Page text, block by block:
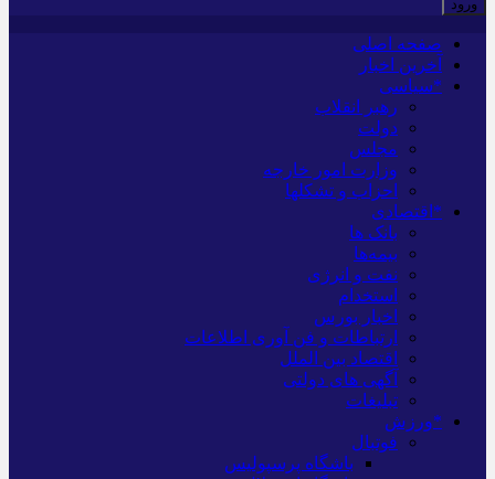
صفحه اصلی
آخرین اخبار
*سیاسی
رهبر انقلاب
دولت
مجلس
وزارت امور خارجه
احزاب و تشکلها
*اقتصادی
بانک ها
بیمه‌ها
نفت و انرژی
استخدام
اخبار بورس
ارتباطات و فن آوری اطلاعات
اقتصاد بین الملل
آگهی های دولتی
تبلیغات
*ورزش
فوتبال
باشگاه پرسپولیس